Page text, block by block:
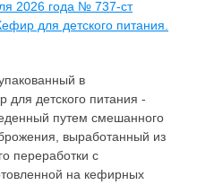
2026 года № 737-ст
для детского питания.
в
для детского питания -
путем смешанного
выработанный из
переработки с
на кефирных